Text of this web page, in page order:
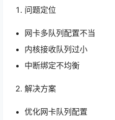
问题定位
网卡多队列配置不当
内核接收队列过小
中断绑定不均衡
解决方案
优化网卡队列配置